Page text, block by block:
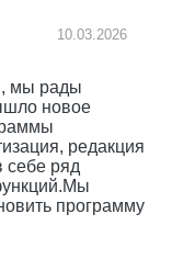
10.03.2026
мы рады
новое
редакция
себе ряд
программу